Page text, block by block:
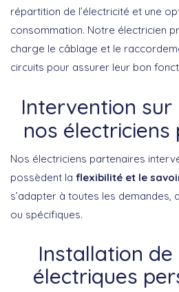
répartition de l’électricité et une
consommation. Notre électricien
charge le câblage et le
circuits pour assurer leur bon
Intervention
nos
Nos électriciens partenaires
possèdent la flexibilité et le
s’adapter à toutes les demandes,
ou spécifiques.
Installation
électriques